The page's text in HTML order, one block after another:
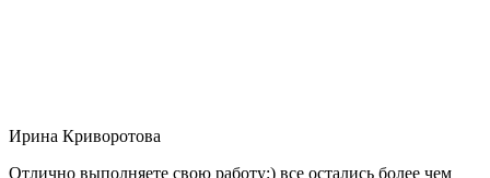
Ирина Криворотова
Отлично выполняете свою работу:) все остались более чем